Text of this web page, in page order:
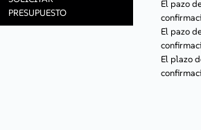
PRESUPUESTO
El pazo
El pazo
El plazo